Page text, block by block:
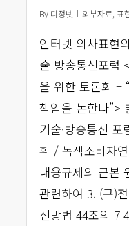
By 디정넷 외부자료, 표
인터넷 의사표현
술 방송통신포럼
을 위한 토론회 –
책임을 논한다”>
기술·방송통신
휘 / 녹색소비자
내용규제의 근본
관련하여 3. (구)
신망법 44조의 7